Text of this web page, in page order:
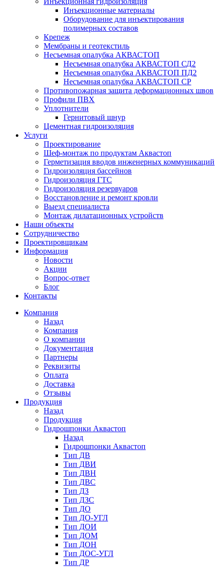
Инъекционные материалы
Оборудование для инъектирования
полимерных составов
Крепеж
Мембраны и геотекстиль
Несъемная опалубка АКВАСТОП
Несъемная опалубка АКВАСТОП СД2
Несъемная опалубка АКВАСТОП ПД2
Несъемная опалубка АКВАСТОП СР
Противопожарная защита деформационных швов
Профили ПВХ
Уплотнители
Гернитовый шнур
Цементная гидроизоляция
Услуги
Проектирование
Шеф-монтаж по продуктам Аквастоп
Герметизация вводов инженерных коммуникаций
Гидроизоляция бассейнов
Гидроизоляция ГТС
Гидроизоляция резервуаров
Восстановление и ремонт кровли
Выезд специалиста
Монтаж дилатационных устройств
Наши объекты
Сотрудничество
Проектировщикам
Информация
Новости
Акции
Вопрос-ответ
Блог
Контакты
Компания
Назад
Компания
О компании
Документация
Партнеры
Реквизиты
Оплата
Доставка
Отзывы
Продукция
Назад
Продукция
Гидрошпонки Аквастоп
Назад
Гидрошпонки Аквастоп
Тип ДВ
Тип ДВИ
Тип ДВН
Тип ДВС
Тип ДЗ
Тип ДЗС
Тип ДО
Тип ДО-УГЛ
Тип ДОИ
Тип ДОМ
Тип ДОН
Тип ДОС-УГЛ
Тип ДР